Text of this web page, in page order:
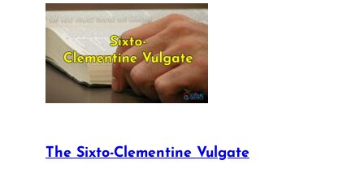
The Sixto-Clementine Vulgate